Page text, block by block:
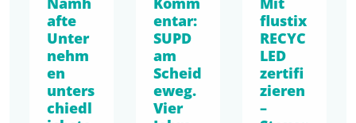
eingereic
ht.
Fokus
unseres
Beitrags:
die
naturna
her
Körperp
flege
und
Gesundh
Mit der
bevorste
henden
PPWR,
einer
afte
Unter
nehm
en
unters
chiedl
entar:
SUPD
am
Scheid
eweg.
Vier
flustix
RECYC
LED
zertifi
zieren
–